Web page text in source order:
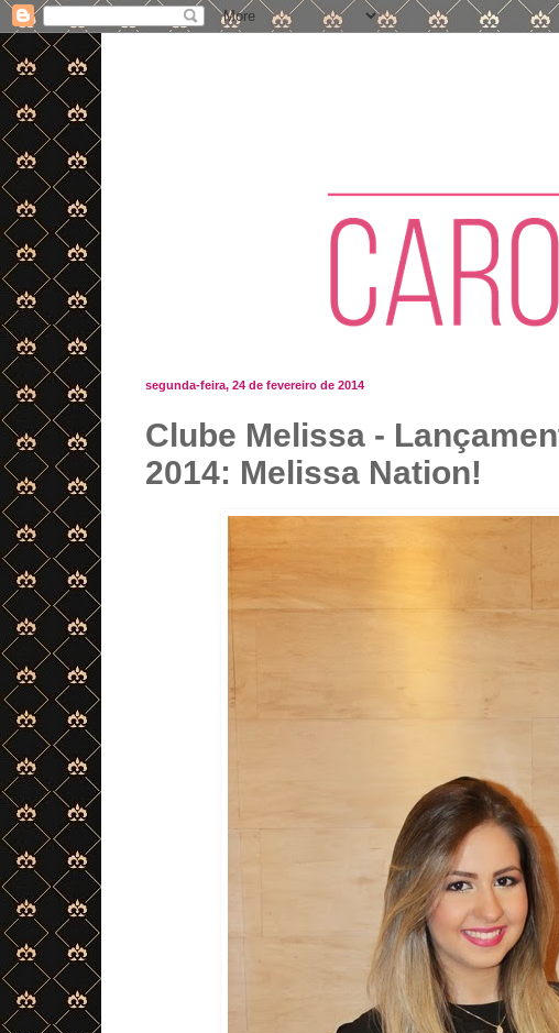
segunda-feira, 24 de fevereiro de 2014
Clube Melissa -
2014: Melissa Nation!